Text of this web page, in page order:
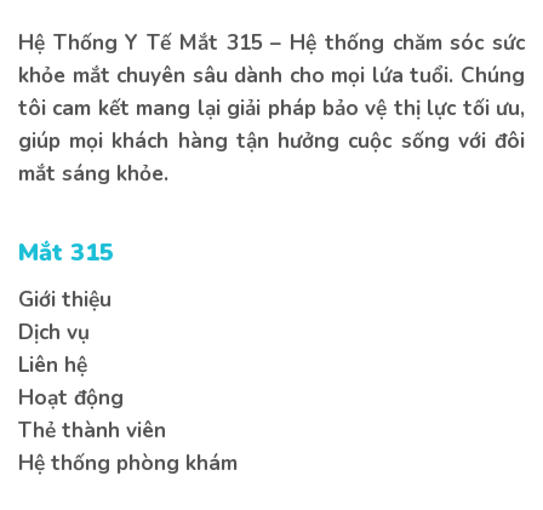
Hệ Thống Y Tế Mắt 315 – Hệ thống chăm sóc sức
khỏe mắt chuyên sâu dành cho mọi lứa tuổi. Chúng
tôi cam kết mang lại giải pháp bảo vệ thị lực tối ưu,
giúp mọi khách hàng tận hưởng cuộc sống với đôi
mắt sáng khỏe.
Mắt 315
Giới thiệu
Dịch vụ
Liên hệ
Hoạt động
Thẻ thành viên
Hệ thống phòng khám